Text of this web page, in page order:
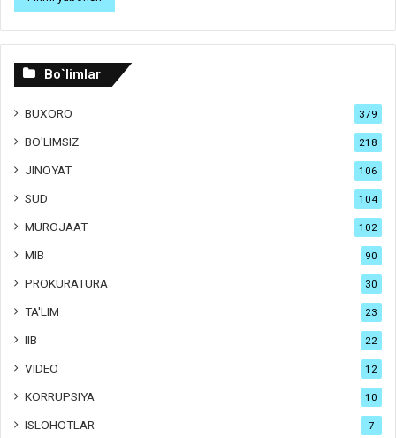
Bo`limlar
BUXORO 379
BO'LIMSIZ 218
JINOYAT 106
SUD 104
MUROJAAT 102
MIB 90
PROKURATURA 30
TA'LIM 23
IIB 22
VIDEO 12
KORRUPSIYA 10
ISLOHOTLAR 7